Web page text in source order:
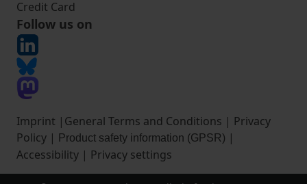
Credit Card
Follow us on
Imprint | General Terms and Conditions | Privacy
Policy | Product safety information (GPSR) |
Accessibility | Privacy settings